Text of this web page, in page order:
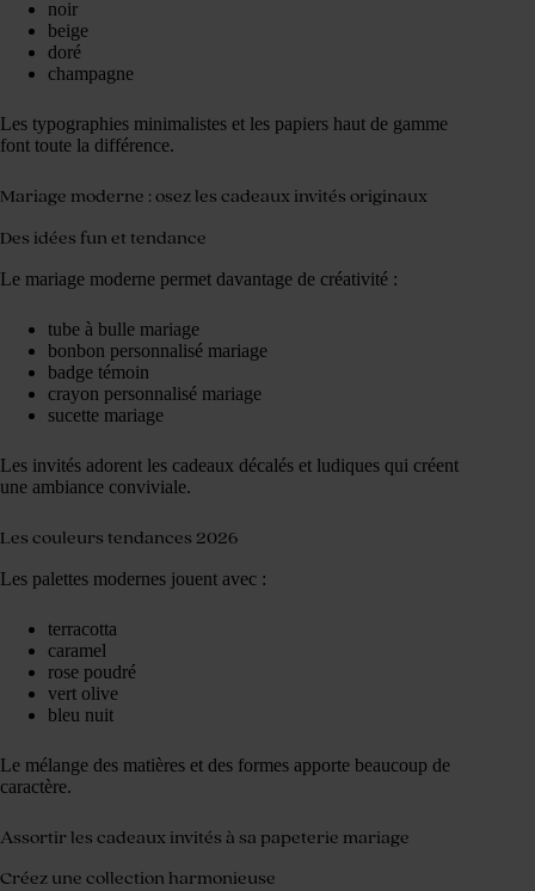
noir
beige
doré
champagne
Les typographies minimalistes et les papiers haut de gamme
font toute la différence.
Mariage moderne : osez les cadeaux invités originaux
Des idées fun et tendance
Le mariage moderne permet davantage de créativité :
tube à bulle mariage
bonbon personnalisé mariage
badge témoin
crayon personnalisé mariage
sucette mariage
Les invités adorent les cadeaux décalés et ludiques qui créent
une ambiance conviviale.
Les couleurs tendances 2026
Les palettes modernes jouent avec :
terracotta
caramel
rose poudré
vert olive
bleu nuit
Le mélange des matières et des formes apporte beaucoup de
caractère.
Assortir les cadeaux invités à sa papeterie mariage
Créez une collection harmonieuse